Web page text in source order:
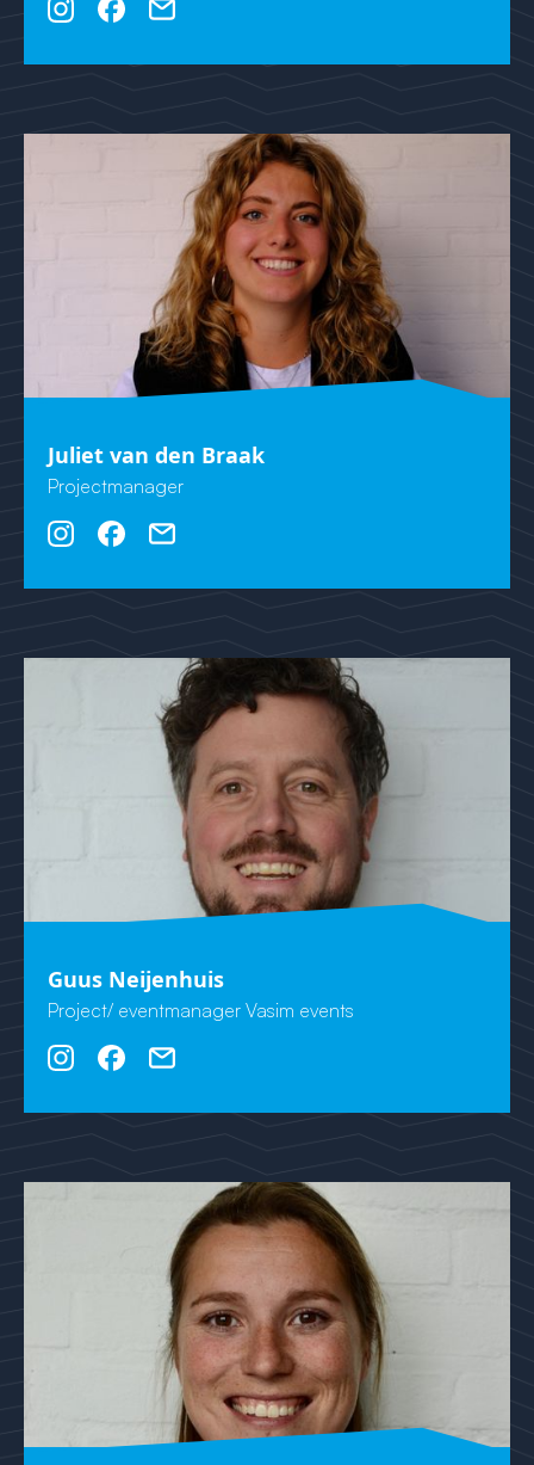
Juliet van den Braak
Projectmanager
Guus Neijenhuis
Project/ eventmanager Vasim events